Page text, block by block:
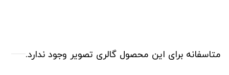
متاسفانه برای این محصول گالری تصویر وجود ندارد.